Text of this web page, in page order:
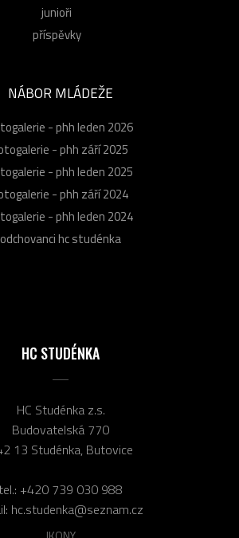
HC STUDÉNKA
HC Studénka z.s.
Budovatelská 770
13 Studénka, Butovice
tel.: +420 739 030 988
hc.studenka@seznam.cz
junioři
příspěvky
NÁBOR MLÁDEŽE
- phh leden 2026
- phh září 2025
- phh leden 2025
- phh září 2024
- phh leden 2024
odchovanci hc studénka